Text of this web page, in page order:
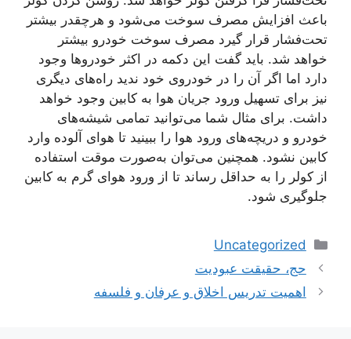
باعث افزایش مصرف سوخت می‌شود و هرچقدر بیشتر
تحت‌فشار قرار گیرد مصرف سوخت خودرو بیشتر
خواهد شد. باید گفت این دکمه در اکثر خودروها وجود
دارد اما اگر آن را در خودروی خود ندید راه‌های دیگری
نیز برای تسهیل ورود جریان هوا به کابین وجود خواهد
داشت. برای مثال شما می‌توانید تمامی شیشه‌های
خودرو و دریچه‌های ورود هوا را ببینید تا هوای آلوده وارد
کابین نشود. همچنین می‌توان به‌صورت موقت استفاده
از کولر را به حداقل رساند تا از ورود هوای گرم به کابین
جلوگیری شود.
دسته‌ها
Uncategorized
ناوبری
نوشته‌ها
حج، حقیقت عبودیت
اهمیت تدريس‌ اخلاق‌ و عرفان‌ و فلسفه‌